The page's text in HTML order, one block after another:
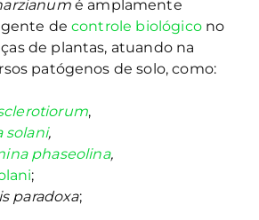
é amplamente
decontrole biológicono
de plantas, atuando na
patógenos de solo, como:
,
solani,
phaseolina,
;
paradoxa;